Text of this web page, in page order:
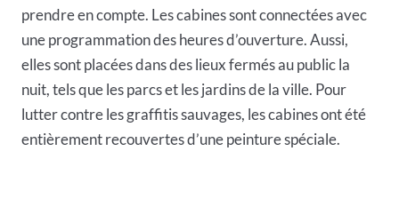
prendre en compte. Les cabines sont connectées avec
une programmation des heures d’ouverture. Aussi,
elles sont placées dans des lieux fermés au public la
nuit, tels que les parcs et les jardins de la ville. Pour
lutter contre les graffitis sauvages, les cabines ont été
entièrement recouvertes d’une peinture spéciale.